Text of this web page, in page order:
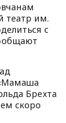
театр им.
с
Брехта
скоро